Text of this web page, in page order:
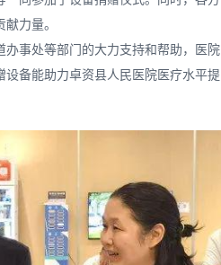
力量。
事处等部门的大力支持和帮助，医院
备能助力卓资县人民医院医疗水平提